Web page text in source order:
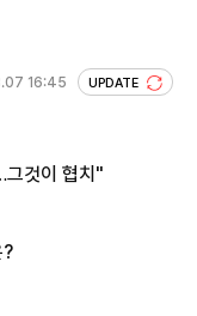
16:45 UPDATE
것이 협치"
?